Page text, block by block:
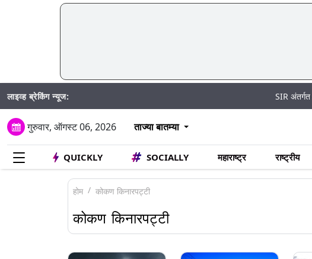
लाइव्ह ब्रेकिंग न्यूज: SIR अंतर्गत मतदार
गुरुवार, ऑगस्ट 06, 2026 ताज्या बातम्या
QUICKLY SOCIALLY महाराष्ट्र राष्ट्रीय
होम कोकण किनारपट्टी
कोकण किनारपट्टी